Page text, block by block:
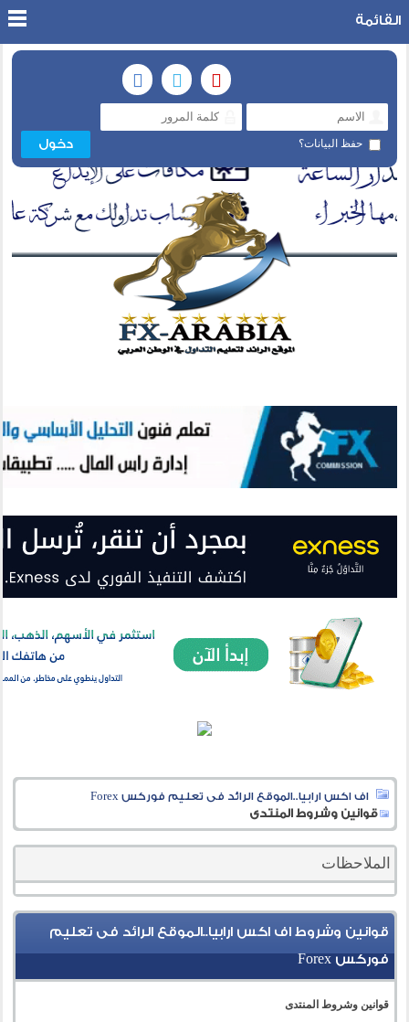
حفظ البيانات؟
القائمة
اف اكس ارابيا..الموقع الرائد فى تعليم فوركس Forex
قوانين وشروط المنتدى
الملاحظات
قوانين وشروط اف اكس ارابيا..الموقع الرائد فى تعليم
فوركس Forex
قوانين وشروط المنتدى